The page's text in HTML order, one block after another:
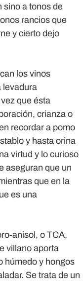
sino a tonos de
rancios que
y cierto dejo
los vinos
levadura
que ésta
crianza o
recordar a pomo
y hasta orina
virtud y lo curioso
aseguran que un
que en la
es una
anisol, o TCA,
villano aporta
húmedo y hongos
Se trata de un